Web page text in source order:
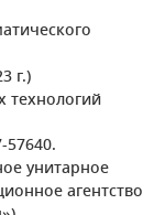
г.)
технологий
унитарное
агентство